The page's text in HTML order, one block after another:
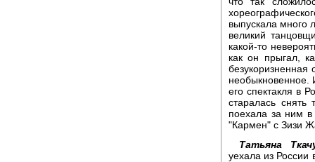
выпускала много
великий
какой-то
как он прыгал,
необыкновенное.
его спектакля в
старалась
поехала за ним
"Кармен" с Зизи
Татьяна
уехала из России